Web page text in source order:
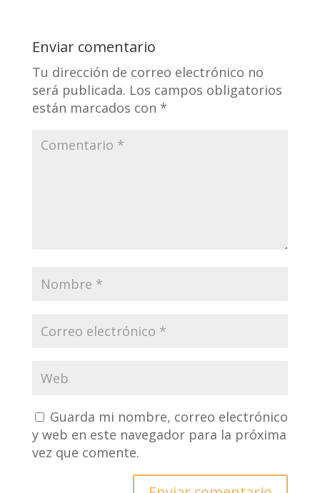
Enviar comentario
Tu dirección de correo electrónico no
será publicada. Los campos obligatorios
están marcados con *
Guarda mi nombre, correo electrónico
y web en este navegador para la próxima
vez que comente.